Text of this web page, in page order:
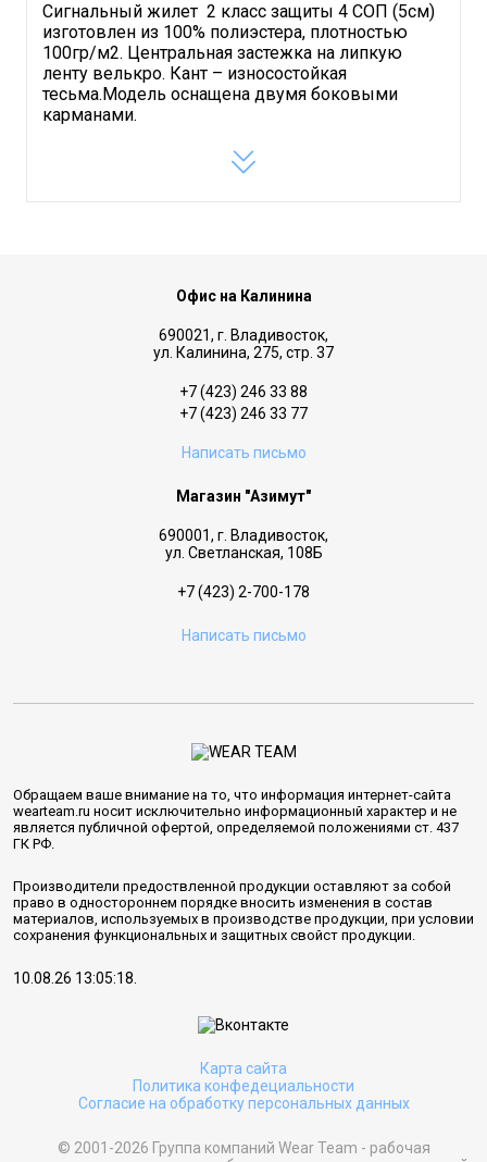
Сигнальный жилет 2 класс защиты 4 СОП (5см)
изготовлен из 100% полиэстера, плотностью
100гр/м2. Центральная застежка на липкую
ленту велькро. Кант – износостойкая
тесьма.Модель оснащена двумя боковыми
карманами.
Офис на Калинина
690021, г. Владивосток,
ул. Калинина, 275, стр. 37
+7 (423) 246 33 88
+7 (423) 246 33 77
Написать письмо
Магазин "Азимут"
690001, г. Владивосток,
ул. Светланская, 108Б
+7 (423) 2-700-178
Написать письмо
Обращаем ваше внимание на то, что информация интернет-сайта
wearteam.ru носит исключительно информационный характер и не
является публичной офертой, определяемой положениями ст. 437
ГК РФ.
Производители предоствленной продукции оставляют за собой
право в одностороннем порядке вносить изменения в состав
материалов, используемых в производстве продукции, при условии
сохранения функциональных и защитных свойст продукции.
10.08.26 13:05:18.
Карта сайта
Политика конфедециальности
Согласие на обработку персональных данных
© 2001-2026 Группа компаний Wear Team - рабочая